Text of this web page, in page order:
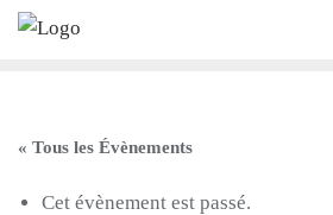
Skip
« Tous les Évènements
Cet évènement est passé.